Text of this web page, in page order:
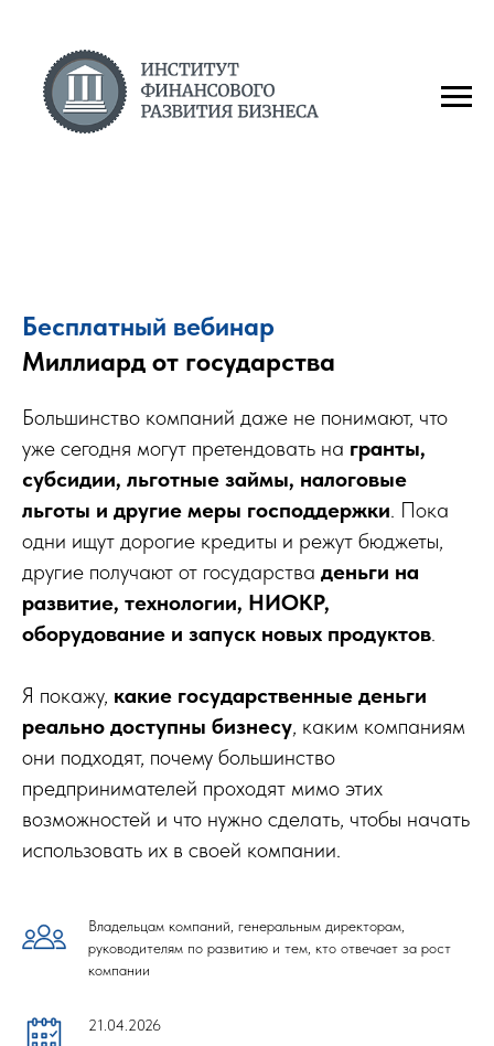
Бесплатный вебинар
Миллиард от государства
Большинство компаний даже не понимают, что
уже сегодня могут претендовать на гранты,
субсидии, льготные займы, налоговые
льготы и другие меры господдержки. Пока
одни ищут дорогие кредиты и режут бюджеты,
другие получают от государства деньги на
развитие, технологии, НИОКР,
оборудование и запуск новых продуктов.
Я покажу, какие государственные деньги
реально доступны бизнесу, каким компаниям
они подходят, почему большинство
предпринимателей проходят мимо этих
возможностей и что нужно сделать, чтобы начать
использовать их в своей компании.
Владельцам компаний, генеральным директорам,
руководителям по развитию и тем, кто отвечает за рост
компании
21.04.2026